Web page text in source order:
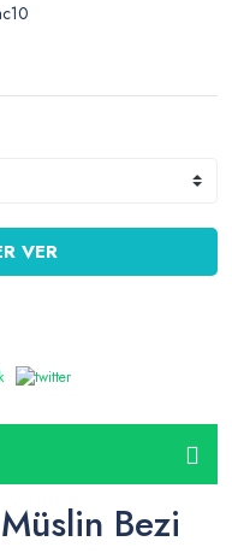
VER
Bezi